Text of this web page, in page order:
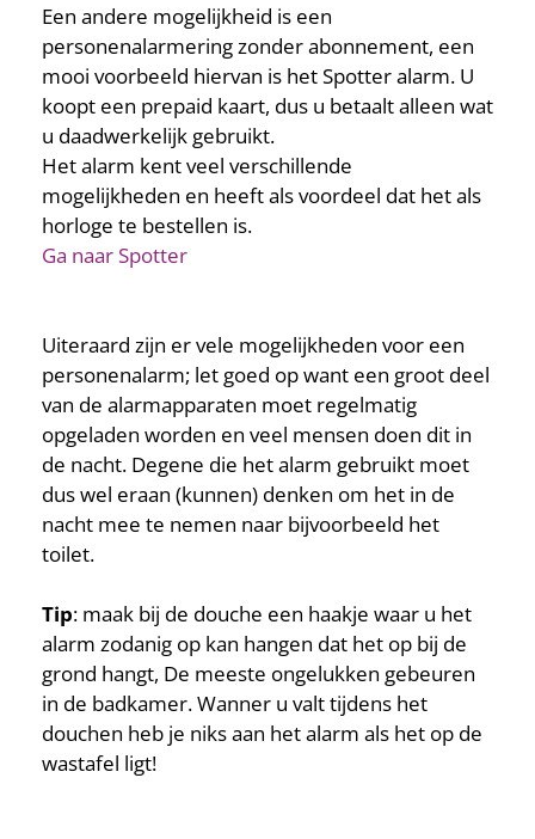
Een andere mogelijkheid is een
personenalarmering zonder abonnement, een
mooi voorbeeld hiervan is het Spotter alarm. U
koopt een prepaid kaart, dus u betaalt alleen wat
u daadwerkelijk gebruikt.
Het alarm kent veel verschillende
mogelijkheden en heeft als voordeel dat het als
horloge te bestellen is.
Ga naar Spotter
Uiteraard zijn er vele mogelijkheden voor een
personenalarm; let goed op want een groot deel
van de alarmapparaten moet regelmatig
opgeladen worden en veel mensen doen dit in
de nacht. Degene die het alarm gebruikt moet
dus wel eraan (kunnen) denken om het in de
nacht mee te nemen naar bijvoorbeeld het
toilet.
Tip: maak bij de douche een haakje waar u het
alarm zodanig op kan hangen dat het op bij de
grond hangt, De meeste ongelukken gebeuren
in de badkamer. Wanner u valt tijdens het
douchen heb je niks aan het alarm als het op de
wastafel ligt!